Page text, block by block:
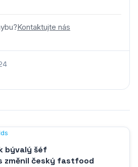
Kontaktujte nás
bývalý šéf
změnil český fastfood